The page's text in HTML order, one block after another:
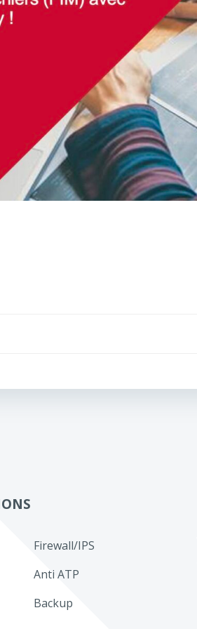
Firewall/IPS
Anti ATP
Backup